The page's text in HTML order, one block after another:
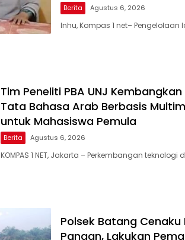
Berita Agustus 6, 2026
Inhu, Kompas 1 net– Pengelolaan
Tim Peneliti PBA UNJ
Tata Bahasa Arab Berbasis
untuk Mahasiswa Pemula
Berita Agustus 6, 2026
KOMPAS 1 NET, Jakarta – Perkembangan teknologi
Polsek Batang
Pangan, Lakukan